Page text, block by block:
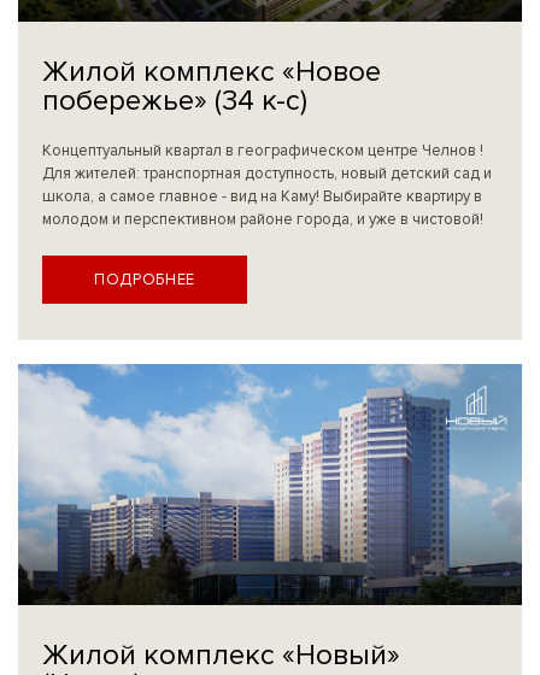
Жилой комплекс «Новое
побережье» (34 к-с)
Концептуальный квартал в географическом центре Челнов !
Для жителей: транспортная доступность, новый детский сад и
школа, а самое главное - вид на Каму! Выбирайте квартиру в
молодом и перспективном районе города, и уже в чистовой!
ПОДРОБНЕЕ
Жилой комплекс «Новый»